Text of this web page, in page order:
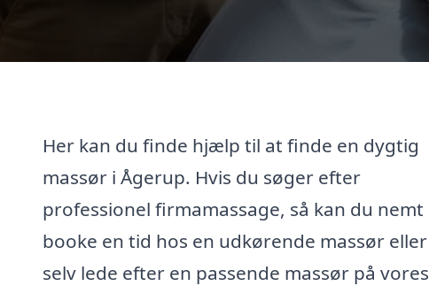
Her kan du finde hjælp til at finde en dygtig
massør i Ågerup. Hvis du søger efter
professionel firmamassage, så kan du nemt
booke en tid hos en udkørende massør eller
selv lede efter en passende massør på vores